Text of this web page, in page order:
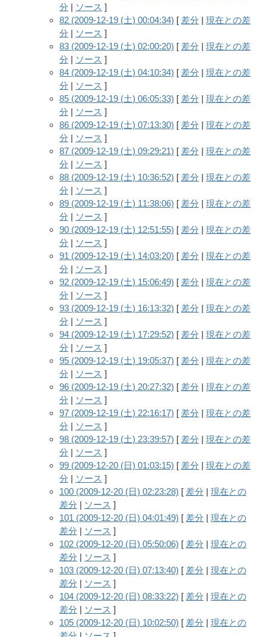
分 | ソース ]
82 (2009-12-19 (土) 00:04:34) [ 差分 | 現在との差
分 | ソース ]
83 (2009-12-19 (土) 02:00:20) [ 差分 | 現在との差
分 | ソース ]
84 (2009-12-19 (土) 04:10:34) [ 差分 | 現在との差
分 | ソース ]
85 (2009-12-19 (土) 06:05:33) [ 差分 | 現在との差
分 | ソース ]
86 (2009-12-19 (土) 07:13:30) [ 差分 | 現在との差
分 | ソース ]
87 (2009-12-19 (土) 09:29:21) [ 差分 | 現在との差
分 | ソース ]
88 (2009-12-19 (土) 10:36:52) [ 差分 | 現在との差
分 | ソース ]
89 (2009-12-19 (土) 11:38:06) [ 差分 | 現在との差
分 | ソース ]
90 (2009-12-19 (土) 12:51:55) [ 差分 | 現在との差
分 | ソース ]
91 (2009-12-19 (土) 14:03:20) [ 差分 | 現在との差
分 | ソース ]
92 (2009-12-19 (土) 15:06:49) [ 差分 | 現在との差
分 | ソース ]
93 (2009-12-19 (土) 16:13:32) [ 差分 | 現在との差
分 | ソース ]
94 (2009-12-19 (土) 17:29:52) [ 差分 | 現在との差
分 | ソース ]
95 (2009-12-19 (土) 19:05:37) [ 差分 | 現在との差
分 | ソース ]
96 (2009-12-19 (土) 20:27:32) [ 差分 | 現在との差
分 | ソース ]
97 (2009-12-19 (土) 22:16:17) [ 差分 | 現在との差
分 | ソース ]
98 (2009-12-19 (土) 23:39:57) [ 差分 | 現在との差
分 | ソース ]
99 (2009-12-20 (日) 01:03:15) [ 差分 | 現在との差
分 | ソース ]
100 (2009-12-20 (日) 02:23:28) [ 差分 | 現在との
差分 | ソース ]
101 (2009-12-20 (日) 04:01:49) [ 差分 | 現在との
差分 | ソース ]
102 (2009-12-20 (日) 05:50:06) [ 差分 | 現在との
差分 | ソース ]
103 (2009-12-20 (日) 07:13:40) [ 差分 | 現在との
差分 | ソース ]
104 (2009-12-20 (日) 08:33:22) [ 差分 | 現在との
差分 | ソース ]
105 (2009-12-20 (日) 10:02:50) [ 差分 | 現在との